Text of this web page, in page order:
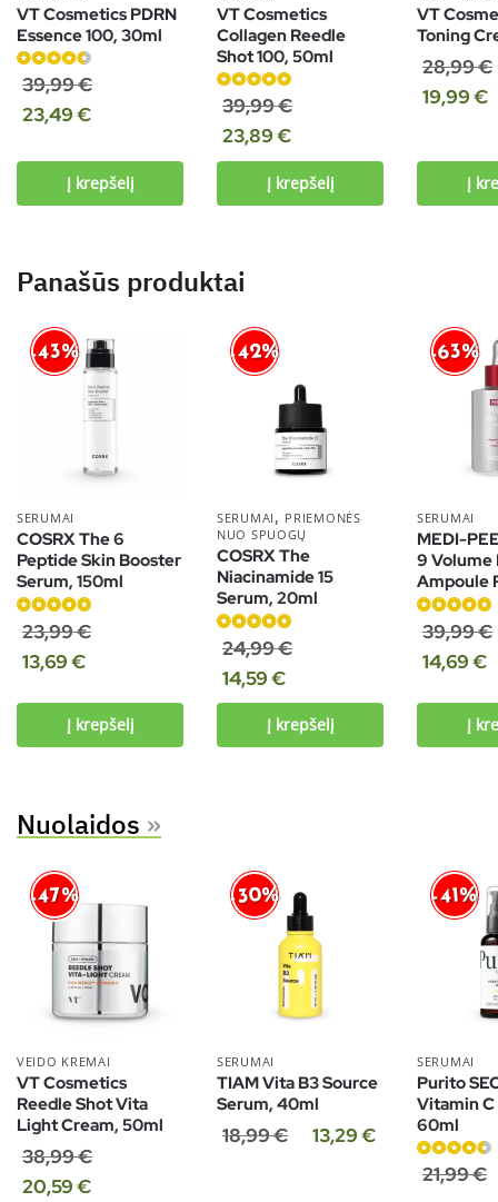
VT Cosmetics PDRN
Essence 100, 30ml
Įvertinimas:
39,99€
23,49€
Į krepšelį
VT Cosmetics
Collagen Reedle
Shot 100, 50ml
Įvertinimas:
39,99€
23,89€
Į krepšelį
VT
Toning
28,99€
19,99€
Į
Panašūs produktai
-43%
SERUMAI
COSRX The 6
Peptide Skin Booster
Serum, 150ml
Įvertinimas:
iš 5
23,99€
13,69€
Į krepšelį
-42%
SERUMAI , PRIEMONĖS
NUO SPUOGŲ
COSRX The
Niacinamide 15
Serum, 20ml
Įvertinimas:
iš 5
24,99€
14,59€
Į krepšelį
-63%
SERUMAI
MEDI-
9 Volume
Ampoule
Įvertinimas:
iš 5
39,99€
14,69€
Į
Nuolaidos »
-47%
VEIDO KREMAI
VT Cosmetics
Reedle Shot Vita
Light Cream, 50ml
38,99€
20,59€
-30%
SERUMAI
TIAM Vita B3 Source
Serum, 40ml
18,99€ 13,29€
-41%
SERUMAI
Purito
Vitamin C
60ml
Įvertinimas:
4.67
21,99€